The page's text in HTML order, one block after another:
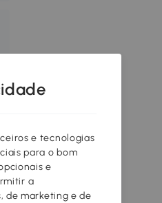
e tecnologias
para o bom
e
a
de marketing e de